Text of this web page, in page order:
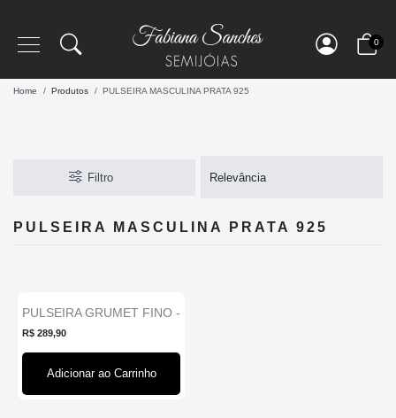
0
Home Produtos PULSEIRA MASCULINA PRATA 925
Filtro
PULSEIRA MASCULINA PRATA 925
PULSEIRA GRUMET FINO -
PRATA 925...
R$ 289,90
Adicionar ao Carrinho